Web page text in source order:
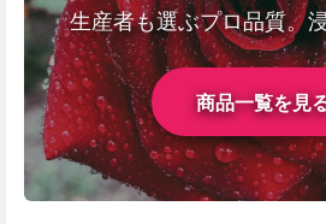
生産者も選ぶプロ品質。
商品一覧を見